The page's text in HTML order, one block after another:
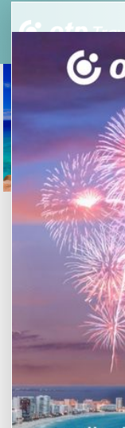
ÓCEÁN
Körutazás és
1 599 000 Ft-